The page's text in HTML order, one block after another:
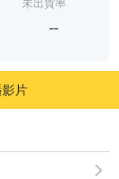
未出貨率
--
片